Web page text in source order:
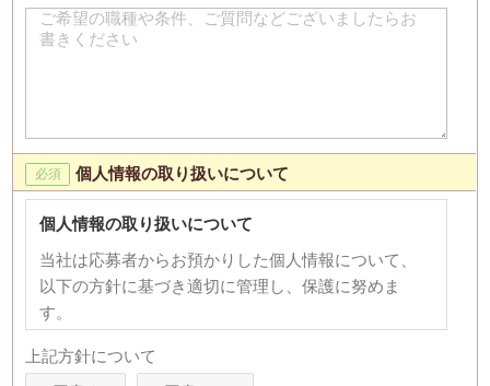
個人情報の取り扱いについて
個人情報の取り扱いについて
当社は応募者からお預かりした個人情報について、
以下の方針に基づき適切に管理し、保護に努めま
す。
【個人情報の利用目的】
上記方針について